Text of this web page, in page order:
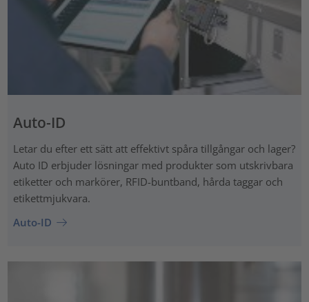
Auto-ID
Letar du efter ett sätt att effektivt spåra tillgångar och lager?
Auto ID erbjuder lösningar med produkter som utskrivbara
etiketter och markörer, RFID-buntband, hårda taggar och
etikettmjukvara.
Auto-ID